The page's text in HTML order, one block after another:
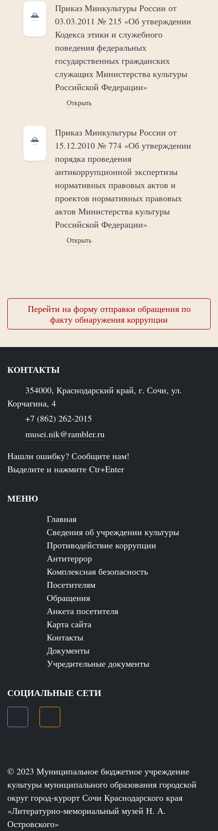
Приказ Минкультуры России от
03.03.2011 № 215 «Об утверждении
Кодекса этики и служебного
поведения федеральных
государственных гражданских
служащих Министерства культуры
Российской Федерации»
Открыть
Приказ Минкультуры России от
15.12.2010 № 774 «Об утверждении
порядка проведения
антикоррупционной экспертизы
нормативных правовых актов и
проектов нормативных правовых
актов Министерства культуры
Российской Федерации»
Открыть
Перейти на форму отправки обращения по
факту обнаружения коррупции
КОНТАКТЫ
354000, Краснодарский край, г. Сочи, ул.
Корчагина, 4
+7 (862) 262-2015
musei.nik@rambler.ru
Нашли ошибку? Сообщите нам!
Выделите и нажмите Ctr+Enter
МЕНЮ
Главная
Сведения об учреждении культуры
Противодействие коррупции
Антитеррор
Комплексная безопасность
Посетителям
Обращения
Анкета посетителя
Карта сайта
Контакты
Документы
Учредительные документы
СОЦИАЛЬНЫЕ СЕТИ
© 2023 Муниципальное бюджетное учреждение
культуры муниципального образования городской
округ город-курорт Сочи Краснодарского края
«Литературно-мемориальный музей Н. А.
Островского»